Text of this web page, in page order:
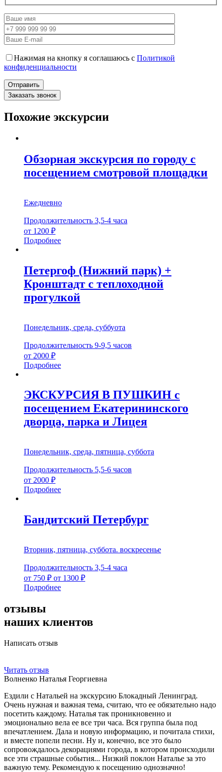
Нажимая на кнопку я соглашаюсь с Политикой
конфиденциальности
Заказать звонок
Похожие экскурсии
Обзорная экскурсия по городу с
посещением смотровой площадки
Ежедневно
Продолжительность 3,5-4 часа
от 1200 ₽
ПодробнееЭтот
несколько
вариаций.
Опции
можно
выбрать
товара.
Петергоф (Нижний парк) +
Кронштадт с теплоходной
прогулкой
Понедельник, среда, суббуота
Продолжительность 9-9,5 часов
от 2000 ₽
ПодробнееЭтот
несколько
вариаций.
Опции
можно
выбрать
товара.
ЭКСКУРСИЯ В ПУШКИН с
посещением Екатерининского
дворца, парка и Лицея
Понедельник, среда, пятница, суббота
Продолжительность 5,5-6 часов
от 2000 ₽
ПодробнееЭтот
несколько
вариаций.
выбрать
странице
товара.
Бандитский Петербург
Вторник, пятница, суббота. воскресенье
Продолжительность 3,5-4 часа
от 750 ₽ от 1300 ₽
ПодробнееЭтот
вариаций.
товара.
отзывы
наших клиентов
Написать отзыв
Читать отзыв
Волненко Наталья Георгиевна
Ездили с Натальей на экскурсию Блокадный Ленинград.
Очень нужная и важная тема, считаю, что ее обязательно надо
посетить каждому. Наталья так проникновенно и
эмоционально вела ее все три часа. Вся группа была под
впечатлением. Дала и новую информацию, и почитала стихи,
и вместе попели песни. Ну и, конечно, все это было
сопровождалось декорациями города, в котором происходили
все эти страшные события... Низкий поклон Наталье за это
важную тему. Рекомендую к посещению однозначно!